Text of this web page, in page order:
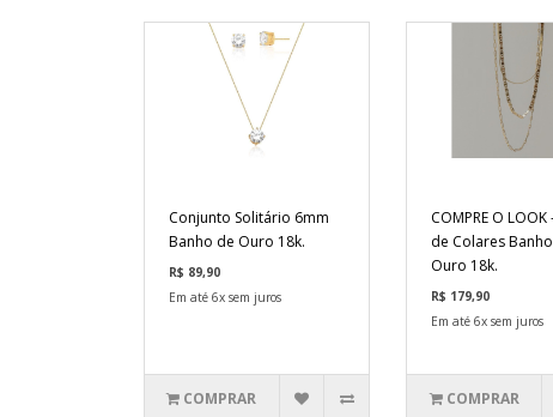
Conjunto Solitário 6mm
Banho de Ouro 18k.
R$ 89,90
Em até 6x sem juros
COMPRAR
COMPRE O
de Colares
Ouro 18k.
R$ 179,90
Em até 6x sem juros
COMPRAR